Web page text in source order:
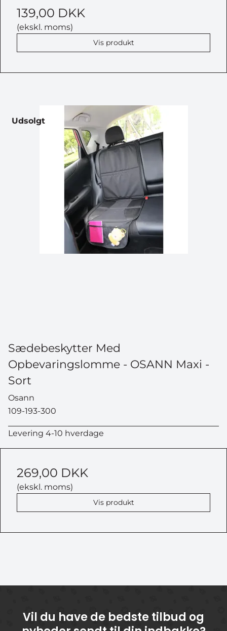
139,00 DKK
(ekskl. moms)
Vis produkt
Udsolgt
Sædebeskytter Med
Opbevaringslomme - OSANN Maxi -
Sort
Osann
109-193-300
Levering 4-10 hverdage
269,00 DKK
(ekskl. moms)
Vis produkt
Vil du have de bedste tilbud og